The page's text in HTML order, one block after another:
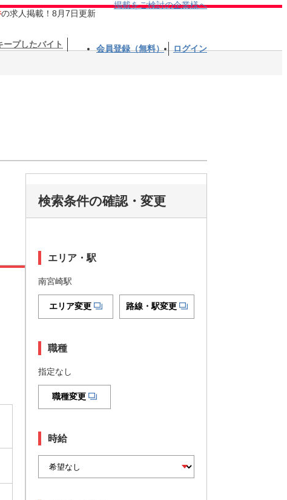
の求人掲載！8月7日更新
掲載をご検討の企業様へ
ープしたバイト 会員登録（無料） ログイン
検索条件の確認・変更
エリア・駅
南宮崎駅
エリア変更 路線・駅変更
職種
指定なし
職種変更
時給